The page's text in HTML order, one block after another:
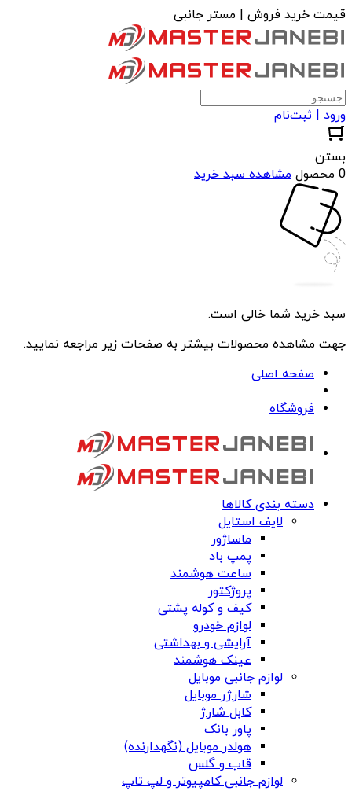
قیمت خرید فروش | مستر جانبی
ورود | ثبت‌نام
بستن
0 محصول
مشاهده سبد خرید
سبد خرید شما خالی است.
جهت مشاهده محصولات بیشتر به صفحات زیر مراجعه نمایید.
صفحه اصلی
فروشگاه
دسته بندی کالاها
لایف استایل
ماساژور
پمپ باد
ساعت هوشمند
پروژکتور
کیف و کوله پشتی
لوازم خودرو
آرایشی و بهداشتی
عینک هوشمند
لوازم جانبی موبایل
شارژر موبایل
کابل شارژ
پاور بانک
هولدر موبایل (نگهدارنده)
قاب و گلس
لوازم جانبی کامپیوتر و لپ تاپ